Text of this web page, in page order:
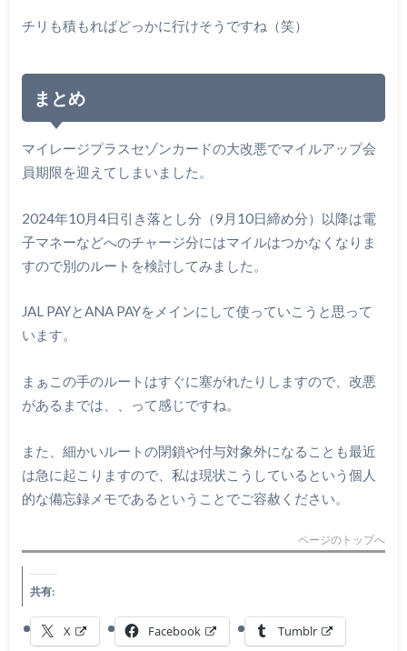
チリも積もればどっかに行けそうですね（笑）
まとめ
マイレージプラスセゾンカードの大改悪でマイルアップ会
員期限を迎えてしまいました。
2024年10月4日引き落とし分（9月10日締め分）以降は電
子マネーなどへのチャージ分にはマイルはつかなくなりま
すので別のルートを検討してみました。
JAL PAYとANA PAYをメインにして使っていこうと思って
います。
まぁこの手のルートはすぐに塞がれたりしますので、改悪
があるまでは、、って感じですね。
また、細かいルートの閉鎖や付与対象外になることも最近
は急に起こりますので、私は現状こうしているという個人
的な備忘録メモであるということでご容赦ください。
ページのトップへ
共有:
X Facebook Tumblr